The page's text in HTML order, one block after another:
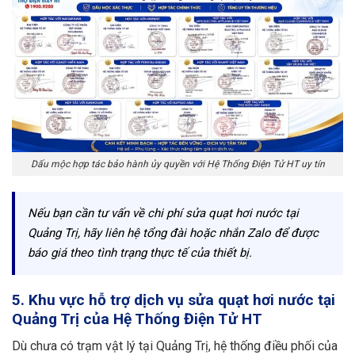
Dấu mộc hợp tác bảo hành ủy quyền với Hệ Thống Điện Tử HT uy tín
Nếu bạn cần tư vấn về chi phí sửa quạt hơi nước tại
Quảng Trị, hãy liên hệ tổng đài hoặc nhắn Zalo để được
báo giá theo tình trạng thực tế của thiết bị.
5. Khu vực hỗ trợ dịch vụ sửa quạt hơi nước tại
Quảng Trị của Hệ Thống Điện Tử HT
Dù chưa có trạm vật lý tại Quảng Trị, hệ thống điều phối của